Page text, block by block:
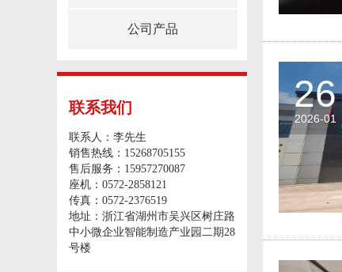
公司产品
联系我们
联系人：李先生
销售热线：15268705155
售后服务：15957270087
座机：0572-2858121
传真：0572-2376519
地址：浙江省湖州市吴兴区树庄路
中小微企业智能制造产业园二期28
号楼
26
2026-01